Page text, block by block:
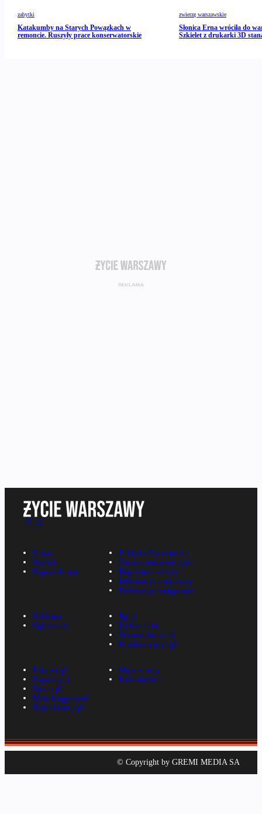
zabytki
Katakumby na Starych Powązkach w
remoncie. Ruszyły prace konserwatorskie
zwierzę warszawskie
Słonica Erna wróciła do
Szkielet z drukarki 3D
O nas
Kontakt
Napisz do nas
Polityka Prywatności
Zmiana ustawień zgód
Regulamin serwisu
Informacje o nadawcy
Deklaracja dostępności
Reklama
Ogłoszenia
Rp.pl
Parkiet.com
Wiescirolnicze.pl
Konferencje.rp.pl
E-kiosk.pl
E-gazety.pl
Nexto.pl
Mała księgowość
Kancelarierp.pl
Mapa strony
Kalendarium
© Copyright by GREMI MEDIA SA